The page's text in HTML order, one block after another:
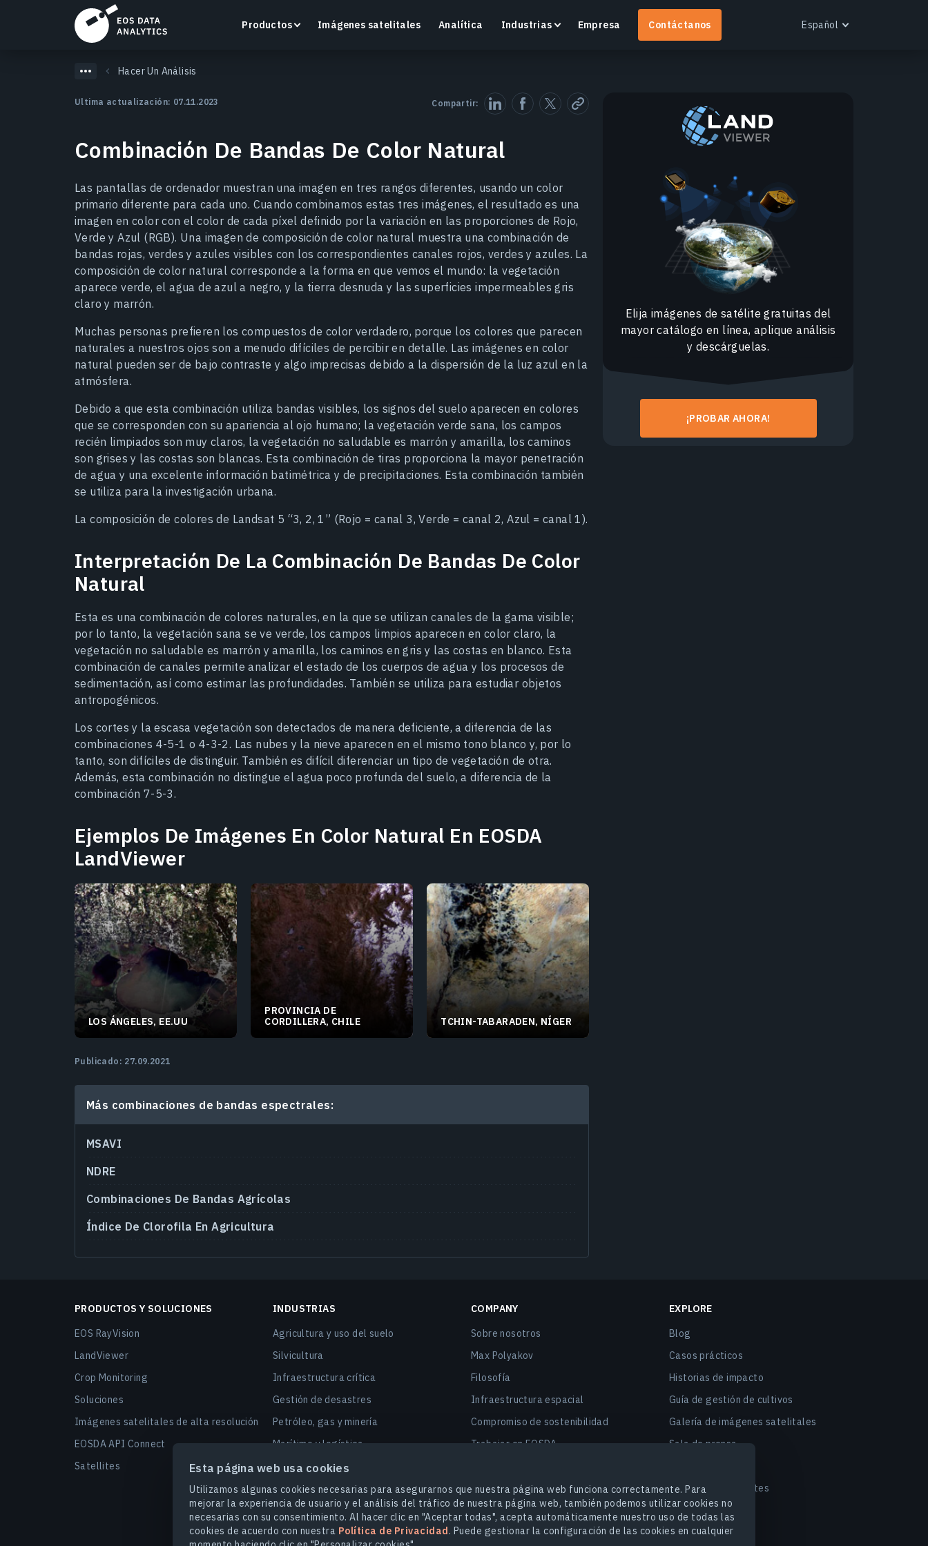
Esta página web usa cookies
Utilizamos algunas cookies necesarias para asegurarnos que nuestra página web funciona correctamente. Para
mejorar la experiencia de usuario y el análisis del tráfico de nuestra página web, también podemos utilizar cookies no
necesarias con su consentimiento. Al hacer clic en "Aceptar todas", acepta automáticamente nuestro uso de todas las
cookies de acuerdo con nuestra Política de Privacidad. Puede gestionar la configuración de las cookies en cualquier
Productos
LandViewer
directamente en tu navegador.
Más información
Crop Monitoring
del campo con una plataforma inteligente de
agricultura de precisión.
Más información
EOS RayVision
visualización avanzada para cualquier industria.
Más información
Imágenes satelitales Analítica Industrias Empresa Contáctanos Español
Hacer Un Análisis
Ultima actualización: 07.11.2023 Compartir:
Combinación De Bandas De Color Natural
Las pantallas de ordenador muestran una imagen en tres rangos diferentes, usando un color
primario diferente para cada uno. Cuando combinamos estas tres imágenes, el resultado es una
imagen en color con el color de cada píxel definido por la variación en las proporciones de Rojo,
Verde y Azul (RGB). Una imagen de composición de color natural muestra una combinación de
bandas rojas, verdes y azules visibles con los correspondientes canales rojos, verdes y azules. La
composición de color natural corresponde a la forma en que vemos el mundo: la vegetación
aparece verde, el agua de azul a negro, y la tierra desnuda y las superficies impermeables gris
claro y marrón.
Muchas personas prefieren los compuestos de color verdadero, porque los colores que parecen
naturales a nuestros ojos son a menudo difíciles de percibir en detalle. Las imágenes en color
natural pueden ser de bajo contraste y algo imprecisas debido a la dispersión de la luz azul en la
atmósfera.
Debido a que esta combinación utiliza bandas visibles, los signos del suelo aparecen en colores
que se corresponden con su apariencia al ojo humano; la vegetación verde sana, los campos
recién limpiados son muy claros, la vegetación no saludable es marrón y amarilla, los caminos
son grises y las costas son blancas. Esta combinación de tiras proporciona la mayor penetración
de agua y una excelente información batimétrica y de precipitaciones. Esta combinación también
se utiliza para la investigación urbana.
La composición de colores de Landsat 5 “3, 2, 1” (Rojo = canal 3, Verde = canal 2, Azul = canal 1).
Interpretación De La Combinación De Bandas De Color
Natural
Esta es una combinación de colores naturales, en la que se utilizan canales de la gama visible;
por lo tanto, la vegetación sana se ve verde, los campos limpios aparecen en color claro, la
vegetación no saludable es marrón y amarilla, los caminos en gris y las costas en blanco. Esta
combinación de canales permite analizar el estado de los cuerpos de agua y los procesos de
sedimentación, así como estimar las profundidades. También se utiliza para estudiar objetos
antropogénicos.
Los cortes y la escasa vegetación son detectados de manera deficiente, a diferencia de las
combinaciones 4-5-1 o 4-3-2. Las nubes y la nieve aparecen en el mismo tono blanco y, por lo
tanto, son difíciles de distinguir. También es difícil diferenciar un tipo de vegetación de otra.
Además, esta combinación no distingue el agua poco profunda del suelo, a diferencia de la
combinación 7-5-3.
Ejemplos De Imágenes En Color Natural En EOSDA
LandViewer
LOS ÁNGELES, EE.UU
30.29457°N 90.14145°W
PROVINCIA DE
CORDILLERA, CHILE
33.29912°S 70.98816°W
TCHIN-TABARADEN, NÍGER
15.85039°N 4.37805°E
Publicado: 27.09.2021
Más combinaciones de bandas espectrales:
MSAVI
NDRE
Combinaciones De Bandas Agrícolas
Índice De Clorofila En Agricultura
NDMI: Índice De Humedad De Diferencia Normalizada
Combinación De Bandas De Análisis De Vegetación
Índice De Agua De Diferencia Normalizada (NDWI)
Combinación De Bandas De Color Natural, Refinado
NDSI: Índice Diferencial Normalizado De Nieve
NDVI: Índice De Vegetación De Diferencia Normalizada
Combinación De Bandas De Térmico
Imágenes De Satélite Pancromáticas Y Pansharpened
Imágenes Satelitales En Falso Color
Elija imágenes de satélite gratuitas del
mayor catálogo en línea, aplique análisis
y descárguelas.
¡PROBAR AHORA!
PRODUCTOS Y SOLUCIONES
EOS RayVision
LandViewer
Crop Monitoring
Soluciones
Imágenes satelitales de alta resolución
EOSDA API Connect
Satellites
INDUSTRIAS
Agricultura y uso del suelo
Silvicultura
Infraestructura crítica
Gestión de desastres
Petróleo, gas y minería
Marítimo y logística
Urbanismo y ciudades inteligentes
Finanzas y seguros
Seguridad
Carbono agro y dMRV
COMPANY
Sobre nosotros
Max Polyakov
Filosofía
Infraestructura espacial
Compromiso de sostenibilidad
Trabajar en EOSDA
EXPLORE
Blog
Casos prácticos
Historias de impacto
Guía de gestión de cultivos
Galería de imágenes satelitales
Sala de prensa
Preguntas frecuentes